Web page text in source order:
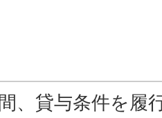
、貸与条件を履